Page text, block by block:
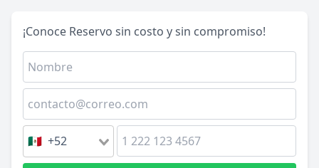
¡Conoce Reservo sin costo y sin compromiso!
🇲🇽 +52